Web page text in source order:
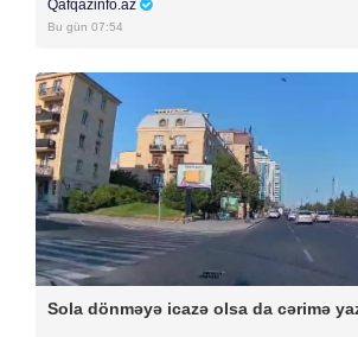
Qafqazinfo.az
Bu gün 07:54
Sola dönməyə icazə olsa da cərimə